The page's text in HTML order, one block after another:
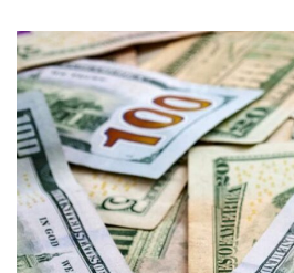
at
s
A
p
p
c
e
b
o
o
k
tt
er
n
o
kl
a
ss
ni
ki